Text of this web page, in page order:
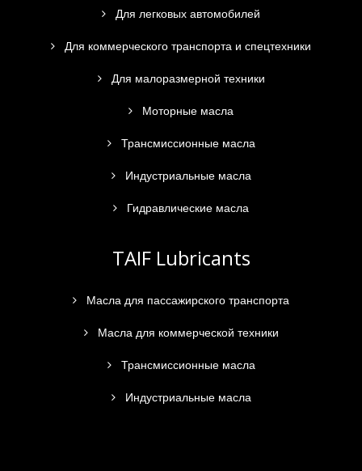
Для легковых автомобилей
Для коммерческого транспорта и спецтехники
Для малоразмерной техники
Моторные масла
Трансмиссионные масла
Индустриальные масла
Гидравлические масла
TAIF Lubricants
Масла для пассажирского транспорта
Масла для коммерческой техники
Трансмиссионные масла
Индустриальные масла